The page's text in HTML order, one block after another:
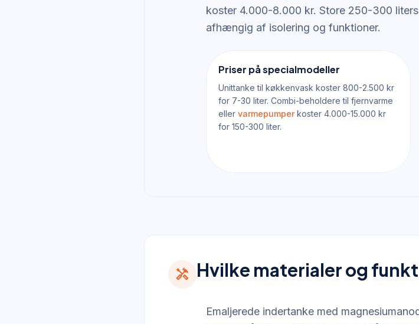
koster 4.000-8.000 kr. Store 250-300
afhængig af isolering og funktioner.
Priser på specialmodeller
Unittanke til køkkenvask koster 800-2.500 kr
for 7-30 liter. Combi-beholdere til fjernvarme
eller varmepumperkoster 4.000-15.000 kr
for 150-300 liter.
handyman Hvilke materialer og
Emaljerede indertanke med